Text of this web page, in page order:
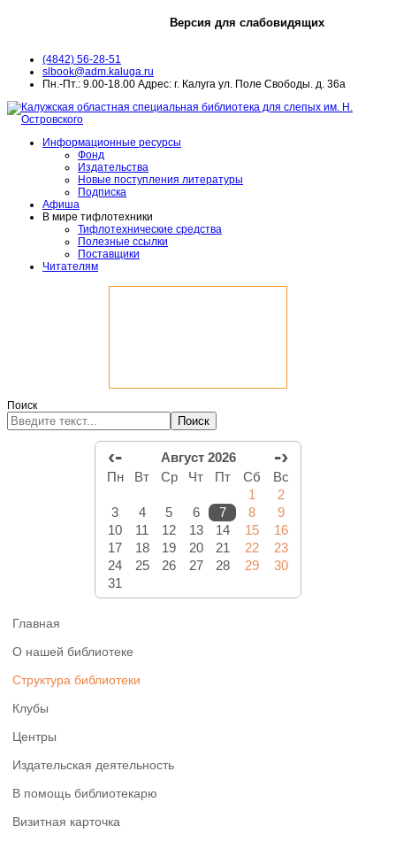
Версия для слабовидящих
(4842) 56-28-51
slbook@adm.kaluga.ru
Пн.-Пт.: 9.00-18.00 Адрес: г. Калуга ул. Поле Свободы. д. 36а
Информационные ресурсы
Фонд
Издательства
Новые поступления литературы
Подписка
Афиша
В мире тифлотехники
Тифлотехнические средства
Полезные ссылки
Поставщики
Читателям
Поиск
Поиск
‹- Август 2026 -›
Пн Вт Ср Чт Пт Сб
Вс
1
2
3
4 5 6 7 8
9
10
11 12 13 14 15
16
17
18 19 20 21 22
23
24
25 26 27 28 29
30
31
Главная
О нашей библиотеке
Структура библиотеки
Клубы
Центры
Издательская деятельность
В помощь библиотекарю
Визитная карточка